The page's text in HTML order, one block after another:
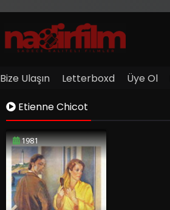
Bize Ulaşın Letterboxd Üye Ol
Etienne Chicot
1981